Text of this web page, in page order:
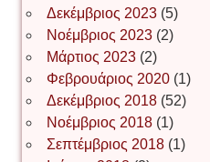
Іван Буртик
Іван Наконечний
Δεκέμβριος 2023(5)
Νοέμβριος 2023(2)
Μάρτιος 2023(2)
Φεβρουάριος 2020(1)
Δεκέμβριος 2018(52)
Νοέμβριος 2018(1)
Σεπτέμβριος 2018(1)